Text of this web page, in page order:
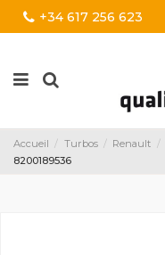
+34 617 256 623
Accueil Turbos Renault
8200189536